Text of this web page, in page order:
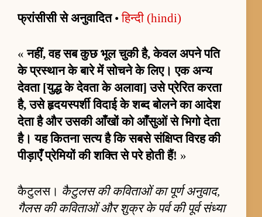
फ्रांसीसी से अनुवादित•हिन्दी (hindi)
«नहीं, वह सब कुछ भूल चुकी है, केवल अपने पति
के प्रस्थान के बारे में सोचने के लिए। एक अन्य
देवता [युद्ध के देवता के अलावा] उसे प्रेरित करता
है, उसे हृदयस्पर्शी विदाई के शब्द बोलने का आदेश
देता है और उसकी आँखों को आँसुओं से भिगो देता
है। यह कितना सत्य है कि सबसे संक्षिप्त विरह की
पीड़ाएँ प्रेमियों की शक्ति से परे होती हैं! »
कैटुलस। कैटुलस की कविताओं का पूर्ण अनुवाद,
गैलस की कविताओं और शुक्र के पर्व की पूर्व संध्या